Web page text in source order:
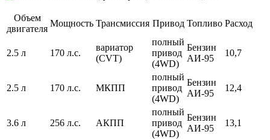
Объем
двигателя
Мощность Трансмиссия Привод Топливо Расход
2.5 л 170 л.с.
вариатор
(CVT)
полный
привод
(4WD)
Бензин
АИ-95
10,7
2.5 л 170 л.с. МКПП
полный
привод
(4WD)
Бензин
АИ-95
12,4
3.6 л 256 л.с. АКПП
полный
привод
(4WD)
Бензин
АИ-95
13,1